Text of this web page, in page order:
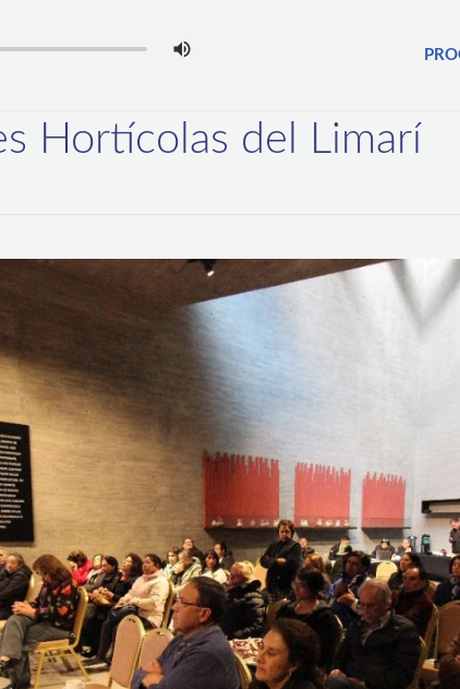
Hortícolas del Limarí